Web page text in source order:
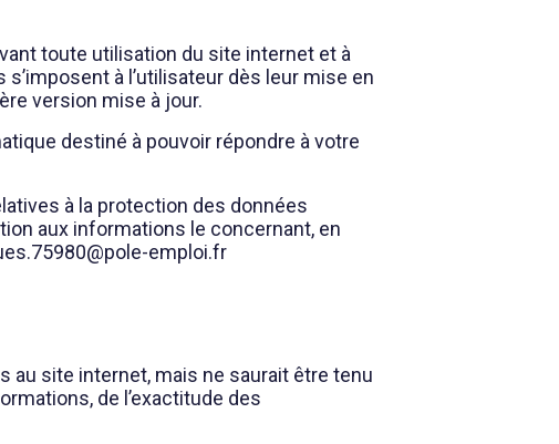
toute utilisation du site internet et à
à l’utilisateur dès leur mise en
version mise à jour.
destiné à pouvoir répondre à votre
à la protection des données
aux informations le concernant, en
emploi.fr
au site internet, mais ne saurait être tenu
de l’exactitude des